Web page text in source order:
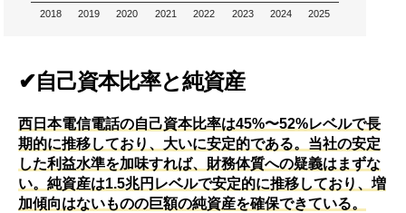
2018 2019 2020 2021 2022 2023 2024 2025
✔自己資本比率と純資産
西日本電信電話の自己資本比率は45%〜52%レベルで長
期的に推移しており、大いに安定的である。当社の安定
した利益水準を加味すれば、財務体質への疑義はまずな
い。純資産は1.5兆円レベルで安定的に推移しており、増
加傾向はないものの巨額の純資産を確保できている。